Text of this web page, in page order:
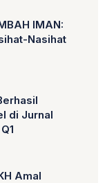
IMAN:
Nasihat
di Jurnal
Amal